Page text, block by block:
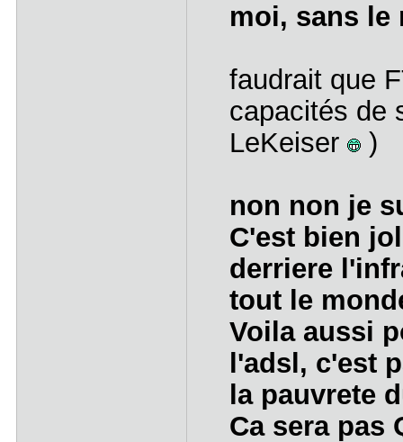
moi, sans
faudrait que
capacités de
LeKeiser
)
non non je
C'est bien
derriere
tout le
Voila aussi
l'adsl, c'est
la pauvrete
Ca sera pas